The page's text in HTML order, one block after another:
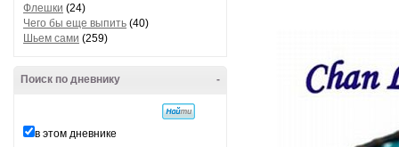
Флешки (24)
Чего бы еще выпить (40)
Шьем сами (259)
-
Поиск по дневнику
в этом дневнике